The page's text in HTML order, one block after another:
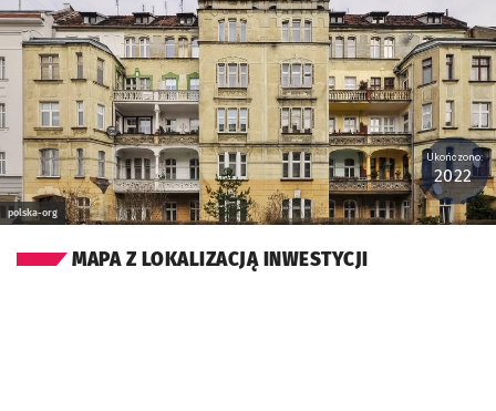
polska-org
Ukończono:
2022
MAPA Z LOKALIZACJĄ INWESTYCJI